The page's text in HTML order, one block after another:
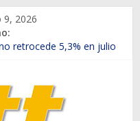
2026
en lanzar la nueva
de Chevrolet en el Biobío
en Rancagua y